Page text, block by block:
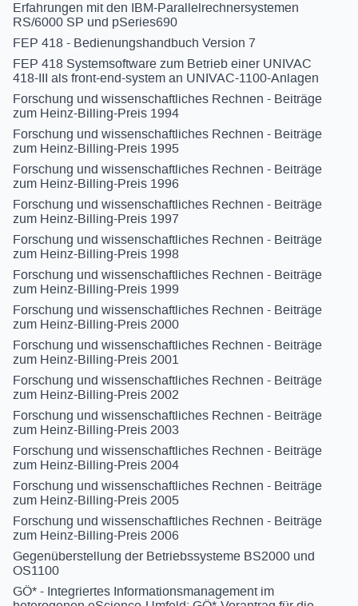
Erfahrungen mit den IBM-Parallelrechnersystemen
RS/6000 SP und pSeries690
FEP 418 - Bedienungshandbuch Version 7
FEP 418 Systemsoftware zum Betrieb einer UNIVAC
418-III als front-end-system an UNIVAC-1100-Anlagen
Forschung und wissenschaftliches Rechnen - Beiträge
zum Heinz-Billing-Preis 1994
Forschung und wissenschaftliches Rechnen - Beiträge
zum Heinz-Billing-Preis 1995
Forschung und wissenschaftliches Rechnen - Beiträge
zum Heinz-Billing-Preis 1996
Forschung und wissenschaftliches Rechnen - Beiträge
zum Heinz-Billing-Preis 1997
Forschung und wissenschaftliches Rechnen - Beiträge
zum Heinz-Billing-Preis 1998
Forschung und wissenschaftliches Rechnen - Beiträge
zum Heinz-Billing-Preis 1999
Forschung und wissenschaftliches Rechnen - Beiträge
zum Heinz-Billing-Preis 2000
Forschung und wissenschaftliches Rechnen - Beiträge
zum Heinz-Billing-Preis 2001
Forschung und wissenschaftliches Rechnen - Beiträge
zum Heinz-Billing-Preis 2002
Forschung und wissenschaftliches Rechnen - Beiträge
zum Heinz-Billing-Preis 2003
Forschung und wissenschaftliches Rechnen - Beiträge
zum Heinz-Billing-Preis 2004
Forschung und wissenschaftliches Rechnen - Beiträge
zum Heinz-Billing-Preis 2005
Forschung und wissenschaftliches Rechnen - Beiträge
zum Heinz-Billing-Preis 2006
Gegenüberstellung der Betriebssysteme BS2000 und
OS1100
GÖ* - Integriertes Informationsmanagement im